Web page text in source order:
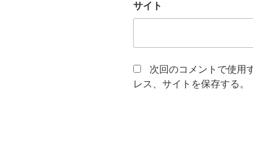
サイト
次回のコメントで使用
レス、サイトを保存する。